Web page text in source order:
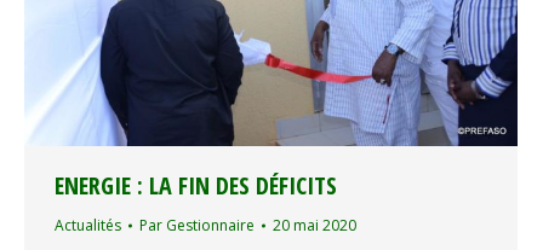
ENERGIE : LA FIN DES DÉFICITS
Actualités Par Gestionnaire 20 mai 2020